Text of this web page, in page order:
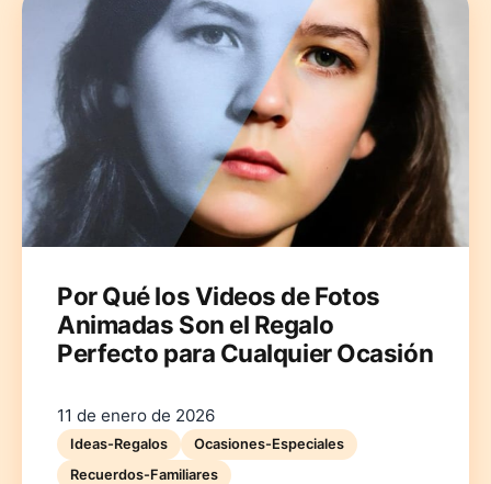
Deutsch EnglishEspañolFrançais Italiano
Por Qué los Videos de Fotos
Animadas Son el Regalo
Perfecto para Cualquier Ocasión
11 de enero de 2026
Ideas-Regalos
Ocasiones-Especiales
Recuerdos-Familiares